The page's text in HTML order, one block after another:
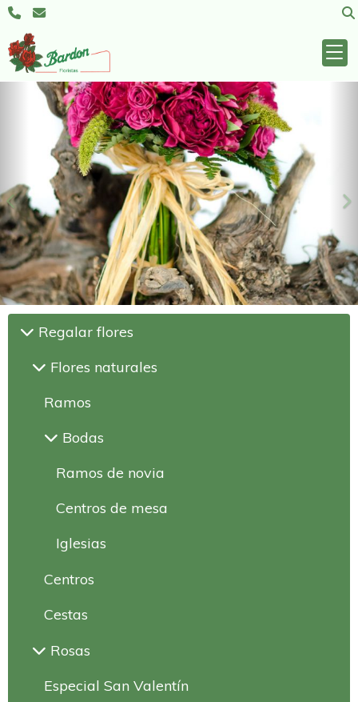
Anterior
Regalar flores
Flores naturales
Ramos
Bodas
Ramos de novia
Centros de mesa
Iglesias
Centros
Cestas
Rosas
Especial San Valentín